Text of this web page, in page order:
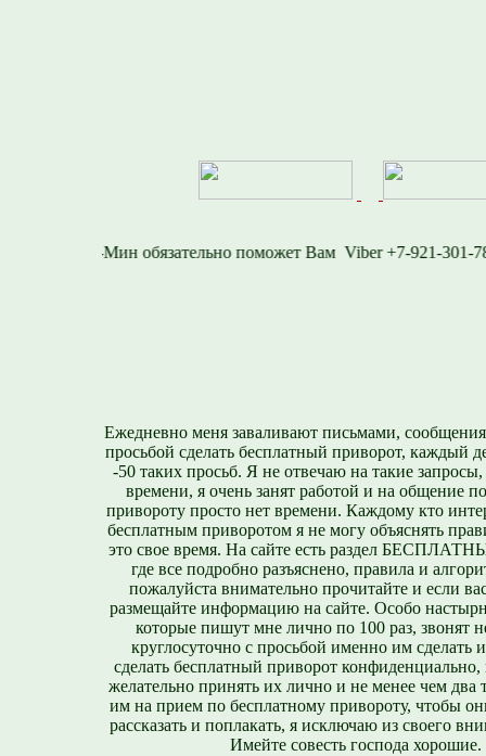
Viber +7-
Ежедневно меня заваливают письмами,
просьбой сделать бесплатный приворот, каждый
-50 таких просьб. Я не отвечаю на такие
времени, я очень занят работой и на общение
привороту просто нет времени. Каждому кто
бесплатным приворотом я не могу объяснять
это свое время. На сайте есть раздел
где все подробно разъяснено, правила и
пожалуйста внимательно прочитайте и если
размещайте информацию на сайте. Особо
которые пишут мне лично по 100 раз, звонят
круглосуточно с просьбой именно им сделать
сделать бесплатный приворот конфиденциально,
желательно принять их лично и не менее чем два
им на прием по бесплатному привороту, чтобы
рассказать и поплакать, я исключаю из своего
Имейте совесть господа хорошие.